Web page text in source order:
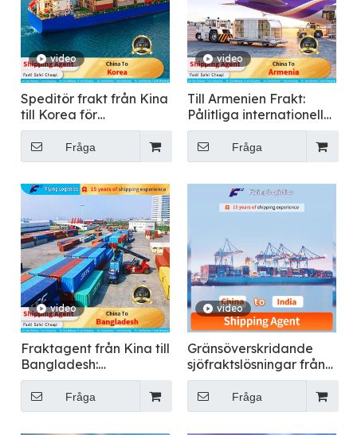
video
Speditör frakt från Kina
till Korea för
mattransport
Fråga
video
Till Armenien Frakt:
Pålitliga internationella
frakttjänster
Fråga
video
Fraktagent från Kina till
Bangladesh:
International Freight
ServiceFråga
video
Gränsöverskridande
sjöfraktslösningar från
Kina till Indien
Fråga